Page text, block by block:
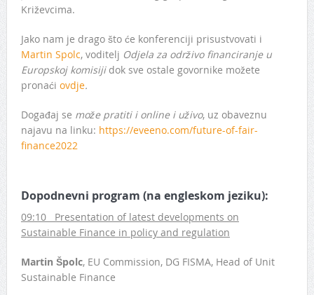
Križevcima.
Jako nam je drago što će konferenciji prisustvovati i
Martin Spolc, voditelj Odjela za održivo financiranje u
Europskoj komisiji dok sve ostale govornike možete
pronaći ovdje.
Događaj se može pratiti i online i uživo, uz obaveznu
najavu na linku: https://eveeno.com/future-of-fair-
finance2022
Dopodnevni program (na engleskom jeziku):
09:10 Presentation of latest developments on
Sustainable Finance in policy and regulation
Martin Špolc, EU Commission, DG FISMA, Head of Unit
Sustainable Finance